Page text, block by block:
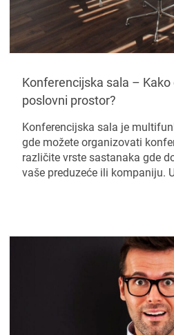
Konferencijska sala –
poslovni prostor?
Konferencijska sala je
gde možete organizovati
različite vrste sastanaka gde
vaše preduzeće ili kompaniju.